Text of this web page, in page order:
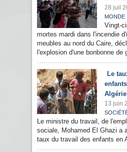
28 juil
MONDE
Vingt-
mortes mardi dans l'incendie
meubles au nord du Caire,
l'explosion d'une bonbonne de
Le
Algérie
13 juin
Le ministre du travail, de
sociale, Mohamed El Ghazi a
taux du travail des enfants en